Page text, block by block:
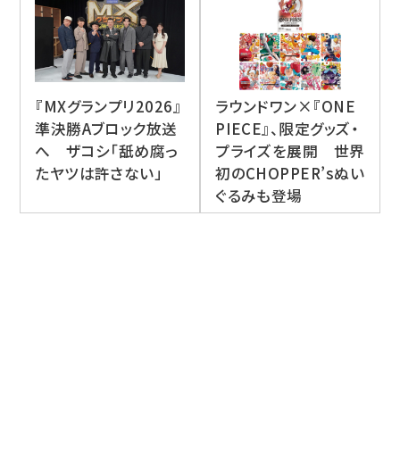
『MXグランプリ2026』
準決勝Aブロック放送
へ ザコシ「舐め腐っ
たヤツは許さない」
ラウンドワン×『ONE
PIECE』、限定グッズ・
プライズを展開 世界
初のCHOPPER’sぬい
ぐるみも登場